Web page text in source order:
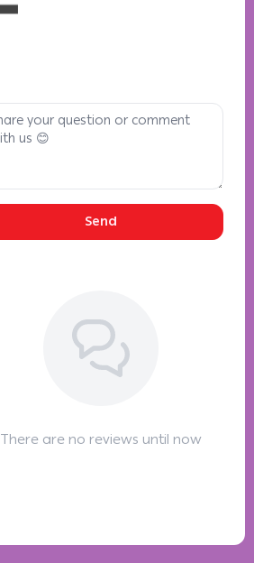
Send
There are no reviews until now